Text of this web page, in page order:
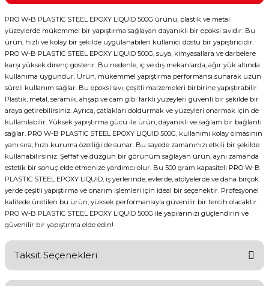
PRO W-B PLASTIC STEEL EPOXY LIQUID 500G ürünü, plastik ve metal
yüzeylerde mükemmel bir yapıştırma sağlayan dayanıklı bir epoksi sıvıdır. Bu
ürün, hızlı ve kolay bir şekilde uygulanabilen kullanıcı dostu bir yapıştırıcıdır.
PRO W-B PLASTIC STEEL EPOXY LIQUID 500G, suya, kimyasallara ve darbelere
karşı yüksek direnç gösterir. Bu nedenle, iç ve dış mekanlarda, ağır yük altında
kullanıma uygundur. Ürün, mükemmel yapıştırma performansı sunarak uzun
süreli kullanım sağlar. Bu epoksi sıvı, çeşitli malzemeleri birbirine yapıştırabilir.
Plastik, metal, seramik, ahşap ve cam gibi farklı yüzeyleri güvenli bir şekilde bir
araya getirebilirsiniz. Ayrıca, çatlakları doldurmak ve yüzeyleri onarmak için de
kullanılabilir. Yüksek yapıştırma gücü ile ürün, dayanıklı ve sağlam bir bağlantı
sağlar. PRO W-B PLASTIC STEEL EPOXY LIQUID 500G, kullanımı kolay olmasının
yanı sıra, hızlı kuruma özelliği de sunar. Bu sayede zamanınızı etkili bir şekilde
kullanabilirsiniz. Şeffaf ve düzgün bir görünüm sağlayan ürün, aynı zamanda
estetik bir sonuç elde etmenize yardımcı olur. Bu 500 gram kapasiteli PRO W-B
PLASTIC STEEL EPOXY LIQUID, iş yerlerinde, evlerde, atölyelerde ve daha birçok
yerde çeşitli yapıştırma ve onarım işlemleri için ideal bir seçenektir. Profesyonel
kalitede üretilen bu ürün, yüksek performansıyla güvenilir bir tercih olacaktır.
PRO W-B PLASTIC STEEL EPOXY LIQUID 500G ile yapılarınızı güçlendirin ve
güvenilir bir yapıştırma elde edin!
Taksit Seçenekleri